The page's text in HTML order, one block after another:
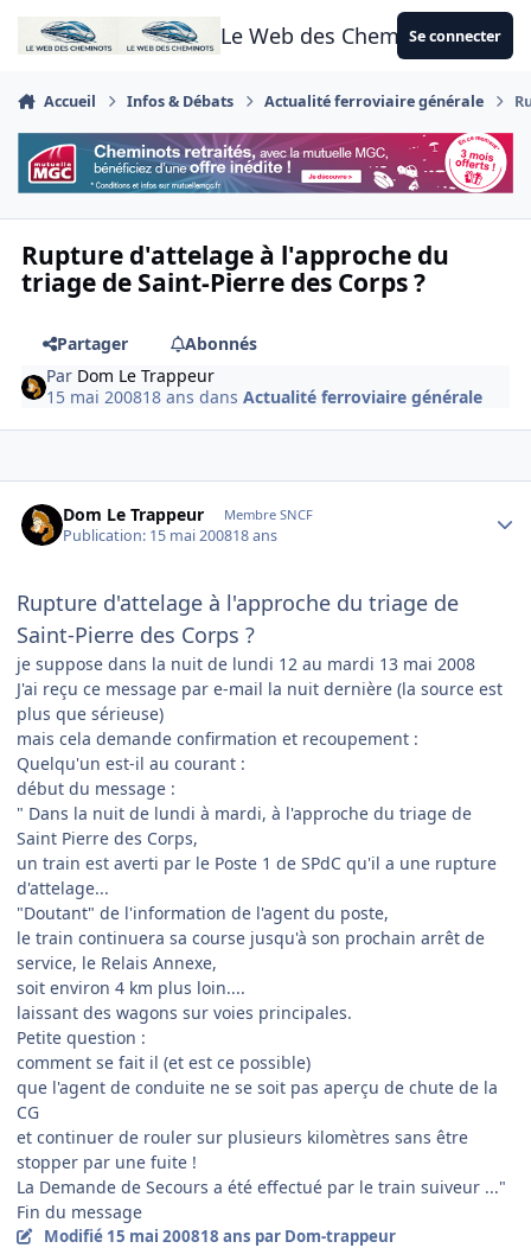
Aller au contenu
Le Web des CheminotsSe connecter
Accueil Infos & Débats Actualité ferroviaire générale
Rupture d'attelage à l'approche du
triage de Saint-Pierre des Corps ?
Partager
Abonnés
Par Dom Le Trappeur
15 mai 200818 ans dansActualité ferroviaire générale
Dom Le Trappeur Membre SNCF
Publication: 15 mai 200818 ans
Rupture d'attelage à l'approche du triage de
Saint-Pierre des Corps ?
je suppose dans la nuit de lundi 12 au mardi 13 mai 2008
J'ai reçu ce message par e-mail la nuit dernière (la source est
plus que sérieuse)
mais cela demande confirmation et recoupement :
Quelqu'un est-il au courant :
début du message :
" Dans la nuit de lundi à mardi, à l'approche du triage de
Saint Pierre des Corps,
un train est averti par le Poste 1 de SPdC qu'il a une rupture
d'attelage...
"Doutant" de l'information de l'agent du poste,
le train continuera sa course jusqu'à son prochain arrêt de
service, le Relais Annexe,
soit environ 4 km plus loin....
laissant des wagons sur voies principales.
Petite question :
comment se fait il (et est ce possible)
que l'agent de conduite ne se soit pas aperçu de chute de la
CG
et continuer de rouler sur plusieurs kilomètres sans être
stopper par une fuite !
La Demande de Secours a été effectué par le train suiveur ..."
Fin du message
Modifié 15 mai 200818 ans par Dom-trappeur